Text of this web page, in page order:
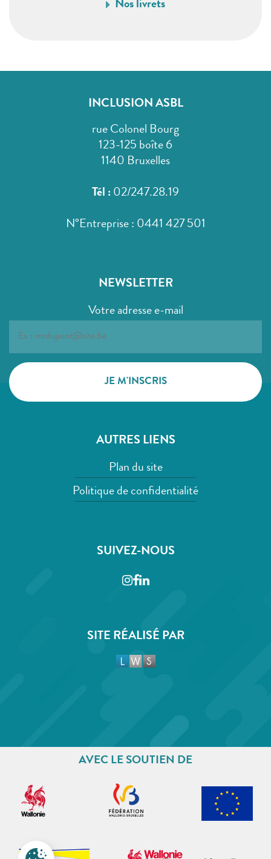
Nos livrets
INCLUSION ASBL
rue Colonel Bourg
123-125 boîte 6
1140 Bruxelles
Tél : 02/247.28.19
N°Entreprise : 0441 427 501
NEWSLETTER
Votre adresse e-mail
AUTRES LIENS
Plan du site
Politique de confidentialité
SUIVEZ-NOUS
Instagram
Facebook
LinkedIn
SITE RÉALISÉ PAR
AVEC LE SOUTIEN DE